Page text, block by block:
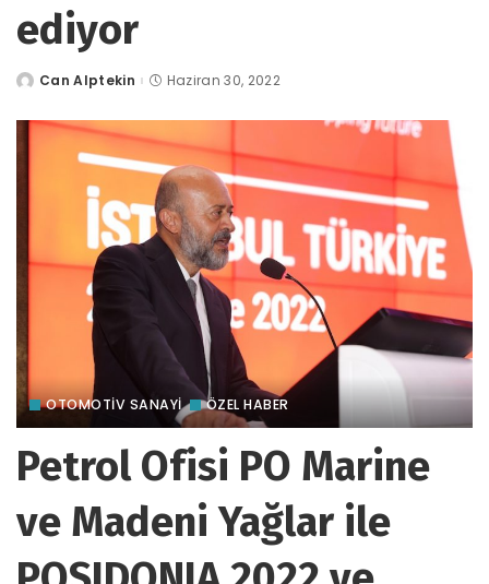
ediyor
tarafından
Can Alptekin Haziran 30, 2022
OTOMOTIV SANAYI ÖZEL HABER
Petrol Ofisi PO Marine
ve Madeni Yağlar ile